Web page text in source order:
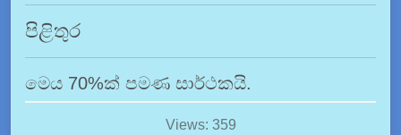
පිළිතුර
මෙය 70%ක් පමණ සාර්ථකයි.
Views: 359